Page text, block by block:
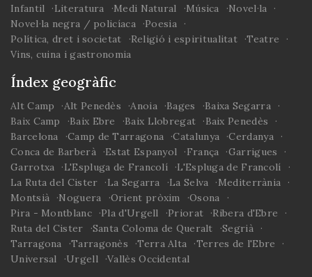
d'Armentera.
Infantil
Literatura Medi Natural Música
Novel·la
Novel·la negra / policíaca
Poesia
Política, dret i societat
Religió i espiritualitat
Teatre
Vins, cuina i gastronomia
Índex geogràfic
Alt Camp Alt Penedès Anoia Bages
Baixa Segarra
Baix Camp
Baix Ebre Baix Llobregat
Baix Penedès
Barcelona
Camp de Tarragona Catalunya
Cerdanya
Conca de Barberà
Estat Espanyol França
Garrigues
Garrotxa
L'Espluga de Francolí
L'Espluga de Francolí
La Ruta del Cister
La Segarra La Selva
Mediterrània
Montsià
Noguera Orient pròxim
Osona
Pira - Montblanc
Pla d'Urgell Priorat
Ribera d'Ebre
Ruta del Cister
Santa Coloma de Queralt
Segrià
Tarragona
Tarragonès Terra Alta
Terres de l'Ebre
Universal
Urgell Vallès Occidental